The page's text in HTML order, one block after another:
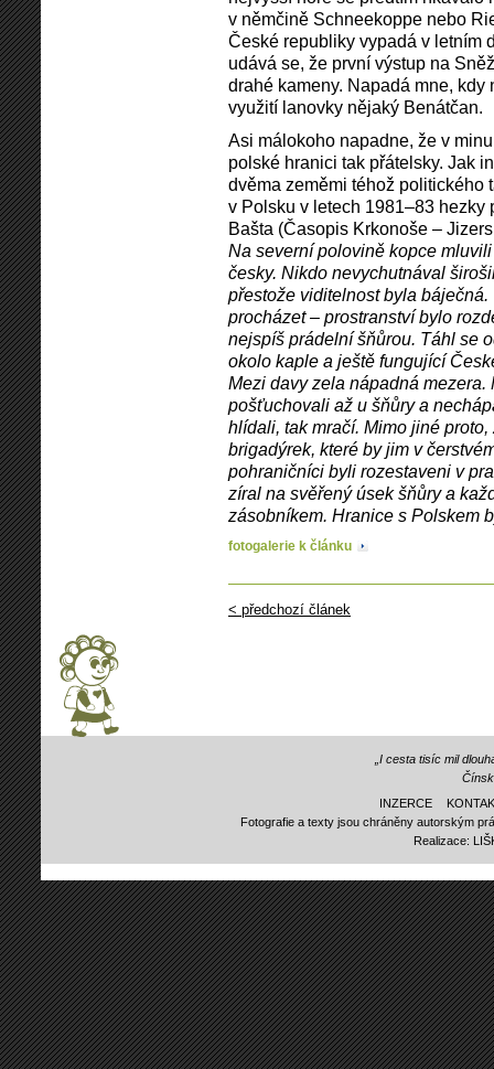
v němčině Schneekoppe nebo
České republiky vypadá v letním
udává se, že první výstup na
drahé kameny. Napadá mne,
využití lanovky nějaký Benátčan.
Asi málokoho napadne, že v
polské hranici tak přátelsky. Jak
dvěma zeměmi téhož politického
v Polsku v letech 1981–83
Bašta (Časopis Krkonoše –
Na severní polovině kopce
česky. Nikdo nevychutnával
přestože viditelnost byla
procházet – prostranství bylo
nejspíš prádelní šňůrou. Táhl se
okolo kaple a ještě fungující
Mezi davy zela nápadná
pošťuchovali až u šňůry a
hlídali, tak mračí. Mimo jiné
brigadýrek, které by jim v
pohraničníci byli rozestaveni v
zíral na svěřený úsek šňůry a
zásobníkem. Hranice s Polskem
fotogalerie k článku
< předchozí článek
„I cesta tisíc mil
INZERCE
Fotografie a texty jsou chráněny autorským
Realizace: